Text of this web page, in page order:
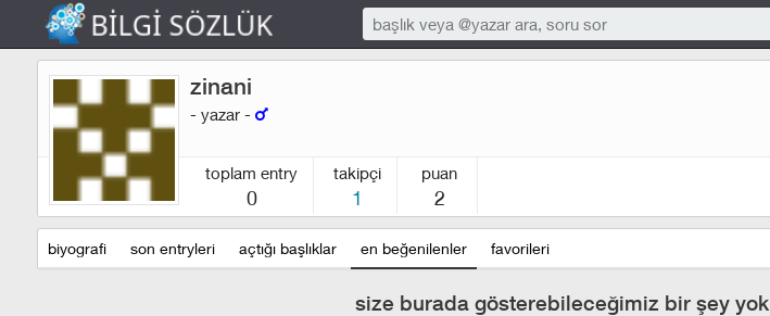
zinani
- yazar -
toplam entry
0
takipçi
1
puan
2
biyografi son entryleri açtığı başlıklar en beğenilenler favorileri
size burada gösterebileceğimiz bir şey yok